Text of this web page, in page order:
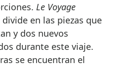
Le Voyage
divide en las piezas que
y dos nuevos
durante este viaje.
se encuentran el